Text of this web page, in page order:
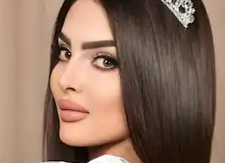
का इंतजार देश और
के मंच पर दिखाई देगा।
बार प्रतियोगिता में इस देश